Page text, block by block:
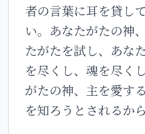
者の言葉に耳を貸し
い。あなたがたの神
たがたを試し、あな
を尽くし、魂を尽く
がたの神、主を愛す
を知ろうとされるか